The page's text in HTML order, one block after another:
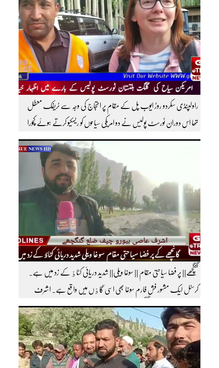
راولپنڈی سکردو روڑ ایوب پل کے مقام پر احتجاج کی وجہ سے ٹریفک معطل
تھا اس دوران ٹورسٹ پولیس نے دو امریکی سیاحوں کو ریسکیو کرتے ہوئے کچورا
پہنچایا تھا امریکی سیاحوں کی گلگت بلتستان ٹورسٹ پولیس کے بارے اظہار
خیال کرتے ہوئے مزید اچھی اچھی ویڈیوز دیکھنے کے لئے ہمارے یوٹیوب چینل کو
گنگچھے|| پر فضا سیاحتی مقام || سوغا ویلی|| شدید دریائی کٹاٶ کے زد میں ہے۔
کرسٹل لیک مشہور فش فارم سوغا بھی اسی گاٶں میں واقع ہے۔ اشرف
عاصی بیورو چیف ضلع گنگچھے مزید اپڈیٹس دیکھنے کے لئے ہمارے یوٹیوب چینل کو
سبسکرائب کریں